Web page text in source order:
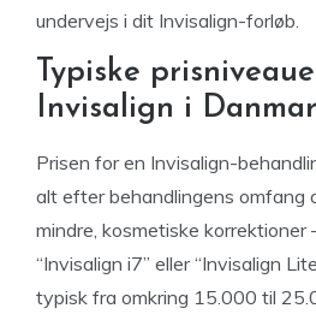
undervejs i dit Invisalign-forløb.
Typiske
Invisalign i
Prisen for en Invisalign-
alt efter behandlingens omfang
mindre, kosmetiske korrektioner
“Invisalign i7” eller “Invisalign
typisk fra omkring 15.000 til